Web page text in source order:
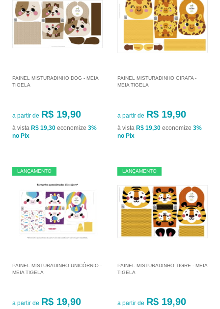
PAINEL MISTURADINHO DOG - MEIA
TIGELA
a partir de R$ 19,90
à vista R$ 19,30 economize 3%
no Pix
PAINEL MISTURADINHO GIRAFA -
MEIA TIGELA
a partir de R$ 19,90
à vista R$ 19,30 economize 3%
no Pix
LANÇAMENTO
PAINEL MISTURADINHO UNICÓRNIO -
MEIA TIGELA
a partir de R$ 19,90
LANÇAMENTO
PAINEL MISTURADINHO TIGRE - MEIA
TIGELA
a partir de R$ 19,90